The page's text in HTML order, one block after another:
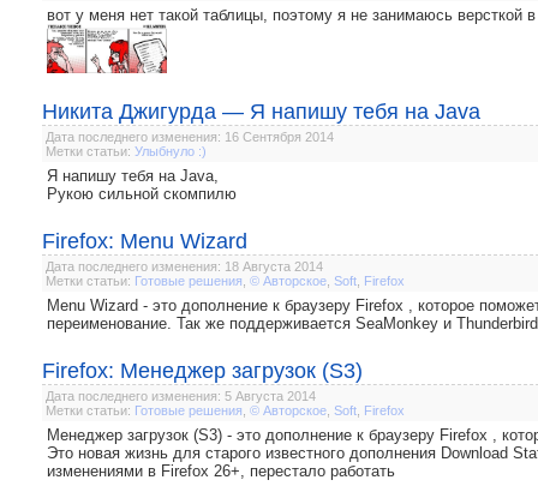
вот у меня нет такой таблицы, поэтому я не занимаюсь версткой
Никита Джигурда — Я напишу тебя на Java
Дата последнего изменения: 16 Сентября 2014
Метки статьи: Улыбнуло :)
Я напишу тебя на Java,
Рукою сильной скомпилю
Firefox: Menu Wizard
Дата последнего изменения: 18 Августа 2014
Метки статьи: Готовые решения © Авторское Soft Firefox
Menu Wizard - это дополнение к браузеру Firefox , которое
переименование. Так же поддерживается SeaMonkey и
Firefox: Менеджер загрузок (S3)
Дата последнего изменения: 5 Августа 2014
Метки статьи: Готовые решения © Авторское Soft Firefox
Менеджер загрузок (S3) - это дополнение к браузеру Firefox ,
Это новая жизнь для старого известного дополнения Download
изменениями в Firefox 26+, перестало работать